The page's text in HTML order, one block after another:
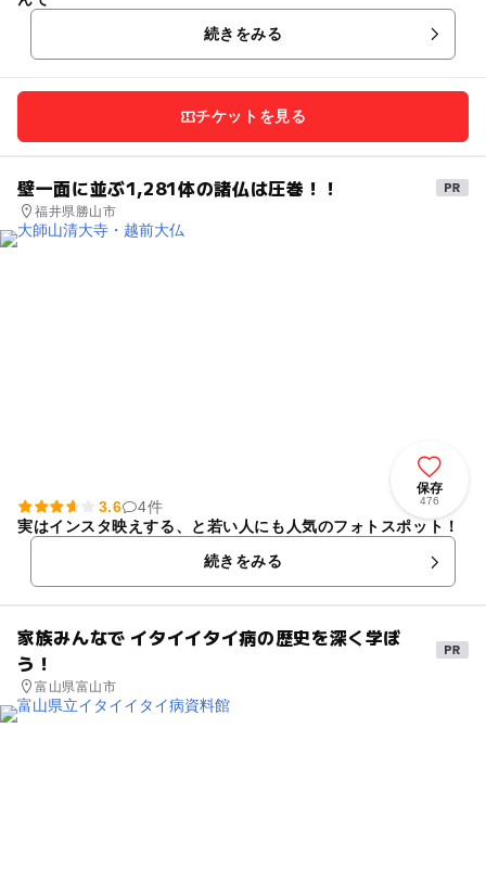
続きをみる
チケットを見る
壁一面に並ぶ1,281体の諸仏は圧巻！！
福井県勝山市
保存
476
3.6
4件
実はインスタ映えする、と若い人にも人気のフォトスポット！
続きをみる
家族みんなで イタイイタイ病の歴史を深く学ぼ
う！
富山県富山市